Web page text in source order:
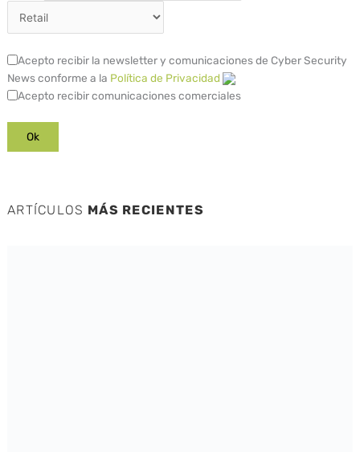
Acepto recibir la newsletter y comunicaciones de Cyber Security
News conforme a la Política de Privacidad
Acepto recibir comunicaciones comerciales
ARTÍCULOS MÁS RECIENTES